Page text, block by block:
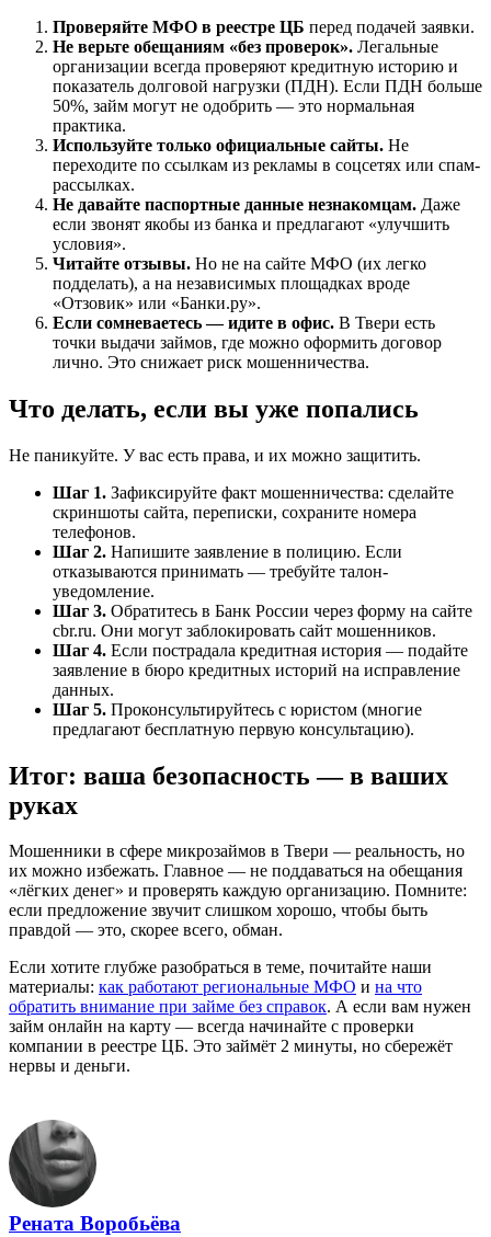
Проверяйте МФО в реестре ЦБ перед подачей заявки.
Не верьте обещаниям «без проверок». Легальные
организации всегда проверяют кредитную историю и
показатель долговой нагрузки (ПДН). Если ПДН больше
50%, займ могут не одобрить — это нормальная
практика.
Используйте только официальные сайты. Не
переходите по ссылкам из рекламы в соцсетях или спам-
рассылках.
Не давайте паспортные данные незнакомцам. Даже
если звонят якобы из банка и предлагают «улучшить
условия».
Читайте отзывы. Но не на сайте МФО (их легко
подделать), а на независимых площадках вроде
«Отзовик» или «Банки.ру».
Если сомневаетесь — идите в офис. В Твери есть
точки выдачи займов, где можно оформить договор
лично. Это снижает риск мошенничества.
Что делать, если вы уже попались
Не паникуйте. У вас есть права, и их можно защитить.
Шаг 1. Зафиксируйте факт мошенничества: сделайте
скриншоты сайта, переписки, сохраните номера
телефонов.
Шаг 2. Напишите заявление в полицию. Если
отказываются принимать — требуйте талон-
уведомление.
Шаг 3. Обратитесь в Банк России через форму на сайте
cbr.ru. Они могут заблокировать сайт мошенников.
Шаг 4. Если пострадала кредитная история — подайте
заявление в бюро кредитных историй на исправление
данных.
Шаг 5. Проконсультируйтесь с юристом (многие
предлагают бесплатную первую консультацию).
Итог: ваша безопасность — в ваших
руках
Мошенники в сфере микрозаймов в Твери — реальность, но
их можно избежать. Главное — не поддаваться на обещания
«лёгких денег» и проверять каждую организацию. Помните:
если предложение звучит слишком хорошо, чтобы быть
правдой — это, скорее всего, обман.
Если хотите глубже разобраться в теме, почитайте наши
материалы: как работают региональные МФО и на что
обратить внимание при займе без справок. А если вам нужен
займ онлайн на карту — всегда начинайте с проверки
компании в реестре ЦБ. Это займёт 2 минуты, но сбережёт
нервы и деньги.
Рената Воробьёва